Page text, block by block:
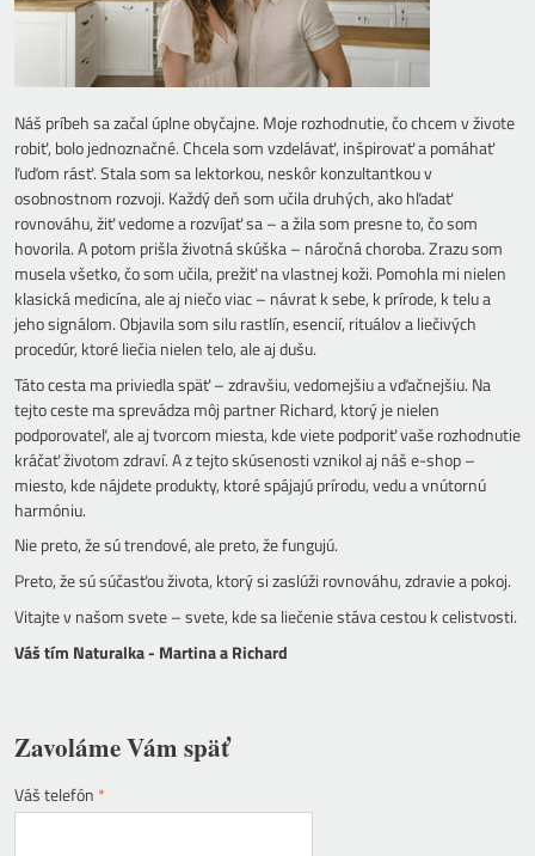
Náš príbeh sa začal úplne obyčajne. Moje rozhodnutie, čo chcem v živote
robiť, bolo jednoznačné. Chcela som vzdelávať, inšpirovať a pomáhať
ľuďom rásť. Stala som sa lektorkou, neskôr konzultantkou v
osobnostnom rozvoji. Každý deň som učila druhých, ako hľadať
rovnováhu, žiť vedome a rozvíjať sa – a žila som presne to, čo som
hovorila. A potom prišla životná skúška – náročná choroba. Zrazu som
musela všetko, čo som učila, prežiť na vlastnej koži. Pomohla mi nielen
klasická medicína, ale aj niečo viac – návrat k sebe, k prírode, k telu a
jeho signálom. Objavila som silu rastlín, esencií, rituálov a liečivých
procedúr, ktoré liečia nielen telo, ale aj dušu.
Táto cesta ma priviedla späť – zdravšiu, vedomejšiu a vďačnejšiu. Na
tejto ceste ma sprevádza môj partner Richard, ktorý je nielen
podporovateľ, ale aj tvorcom miesta, kde viete podporiť vaše rozhodnutie
kráčať životom zdraví. A z tejto skúsenosti vznikol aj náš e-shop –
miesto, kde nájdete produkty, ktoré spájajú prírodu, vedu a vnútornú
harmóniu.
Nie preto, že sú trendové, ale preto, že fungujú.
Preto, že sú súčasťou života, ktorý si zaslúži rovnováhu, zdravie a pokoj.
Vitajte v našom svete – svete, kde sa liečenie stáva cestou k celistvosti.
Váš tím Naturalka - Martina a Richard
Zavoláme Vám späť
Váš telefón *